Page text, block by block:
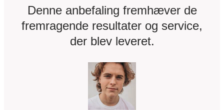
Denne anbefaling fremhæver de
fremragende resultater og service,
der blev leveret.